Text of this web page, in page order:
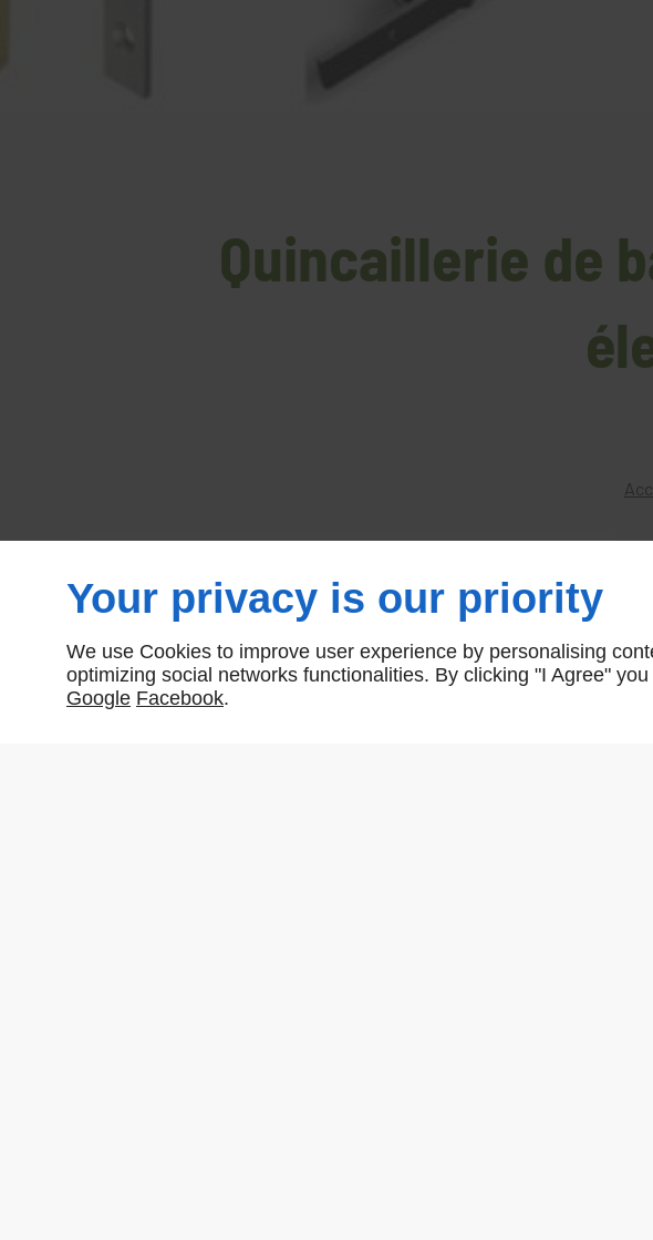
Quincaillerie de
Your privacy is our priority
We use Cookies to improve user experience by personalising
optimizing social networks functionalities. By clicking "I Agree"
Google Facebook.